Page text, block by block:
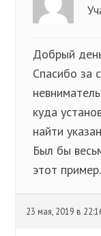
Добрый
Спасибо за
куда
найти
Был бы
этот
23 мая, 2019 в